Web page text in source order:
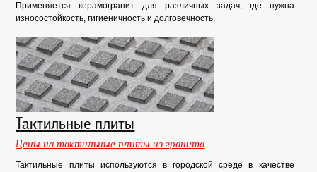
Применяется керамогранит для различных задач, где нужна
износостойкость, гигиеничность и долговечность.
Тактильные плиты
Цены на тактильные плиты из гранита
Тактильные плиты используются в городской среде в качестве